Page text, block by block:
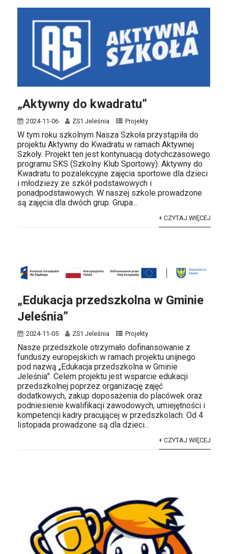
„Aktywny do kwadratu”
2024-11-06 ZS1 Jeleśnia Projekty
W tym roku szkolnym Nasza Szkoła przystąpiła do
projektu Aktywny do Kwadratu w ramach Aktywnej
Szkoły. Projekt ten jest kontynuacją dotychczasowego
programu SKS (Szkolny Klub Sportowy). Aktywny do
Kwadratu to pozalekcyjne zajęcia sportowe dla dzieci
i młodzieży ze szkół podstawowych i
ponadpodstawowych. W naszej szkole prowadzone
są zajęcia dla dwóch grup. Grupa...
+ CZYTAJ WIĘCEJ
„Edukacja przedszkolna w Gminie
Jeleśnia”
2024-11-05 ZS1 Jeleśnia Projekty
Nasze przedszkole otrzymało dofinansowanie z
funduszy europejskich w ramach projektu unijnego
pod nazwą „Edukacja przedszkolna w Gminie
Jeleśnia”. Celem projektu jest wsparcie edukacji
przedszkolnej poprzez organizację zajęć
dodatkowych, zakup doposażenia do placówek oraz
podniesienie kwalifikacji zawodowych, umiejętności i
kompetencji kadry pracującej w przedszkolach. Od 4
listopada prowadzone są dla dzieci...
+ CZYTAJ WIĘCEJ